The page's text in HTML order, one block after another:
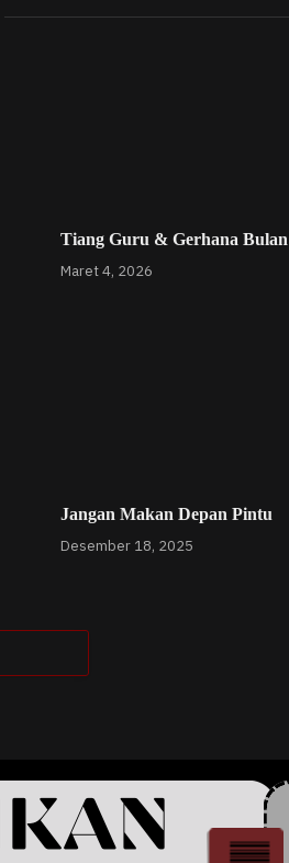
Tiang Guru & Gerhana Bulan
Maret 4, 2026
Jangan Makan Depan Pintu
Desember 18, 2025